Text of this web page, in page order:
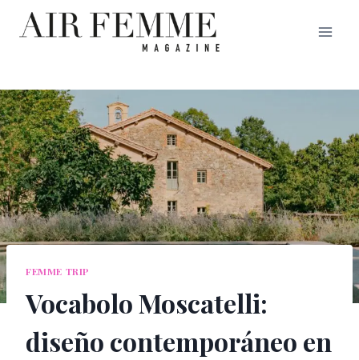
Saltar
FEMME TRIP
Vocabolo Moscatelli:
diseño contemporáneo en